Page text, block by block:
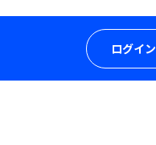
ログイン